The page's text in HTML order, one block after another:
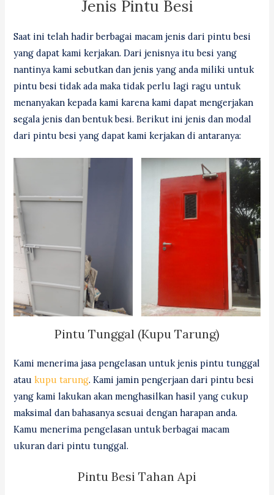
Jenis Pintu Besi
Saat ini telah hadir berbagai macam jenis dari pintu besi
yang dapat kami kerjakan. Dari jenisnya itu besi yang
nantinya kami sebutkan dan jenis yang anda miliki untuk
pintu besi tidak ada maka tidak perlu lagi ragu untuk
menanyakan kepada kami karena kami dapat mengerjakan
segala jenis dan bentuk besi. Berikut ini jenis dan modal
dari pintu besi yang dapat kami kerjakan di antaranya:
Pintu Tunggal (Kupu Tarung)
Kami menerima jasa pengelasan untuk jenis pintu tunggal
ataukupu tarung. Kami jamin pengerjaan dari pintu besi
yang kami lakukan akan menghasilkan hasil yang cukup
maksimal dan bahasanya sesuai dengan harapan anda.
Kamu menerima pengelasan untuk berbagai macam
ukuran dari pintu tunggal.
Pintu Besi Tahan Api